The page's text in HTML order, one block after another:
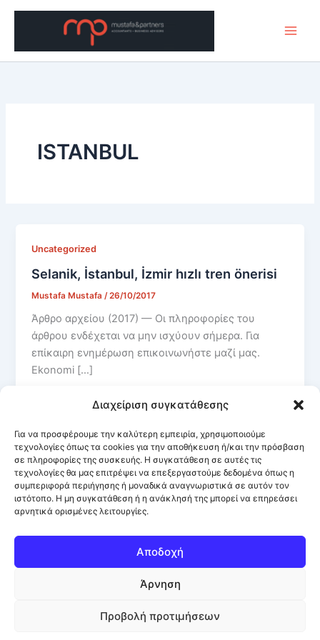
Διαχείριση συγκατάθεσης
Για να προσφέρουμε την καλύτερη εμπειρία, χρησιμοποιούμε
τεχνολογίες όπως τα cookies για την αποθήκευση ή/και την πρόσβαση
σε πληροφορίες της συσκευής. Η συγκατάθεση σε αυτές τις
τεχνολογίες θα μας επιτρέψει να επεξεργαστούμε δεδομένα όπως η
συμπεριφορά περιήγησης ή μοναδικά αναγνωριστικά σε αυτόν τον
ιστότοπο. Η μη συγκατάθεση ή η ανάκλησή της μπορεί να επηρεάσει
αρνητικά ορισμένες λειτουργίες.
Αποδοχή
Άρνηση
Προβολή προτιμήσεων
Μετάβαση
ISTANBUL
Uncategorized
Selanik, İstanbul, İzmir hızlı tren önerisi
Mustafa Mustafa /26/10/2017
Άρθρο αρχείου (2017) — Οι πληροφορίες του
άρθρου ενδέχεται να μην ισχύουν σήμερα. Για
επίκαιρη ενημέρωση επικοινωνήστε μαζί μας.
Ekonomi […]
© 2026 Mustafa & Partners · Facebook·Πολιτική Απορρήτου /